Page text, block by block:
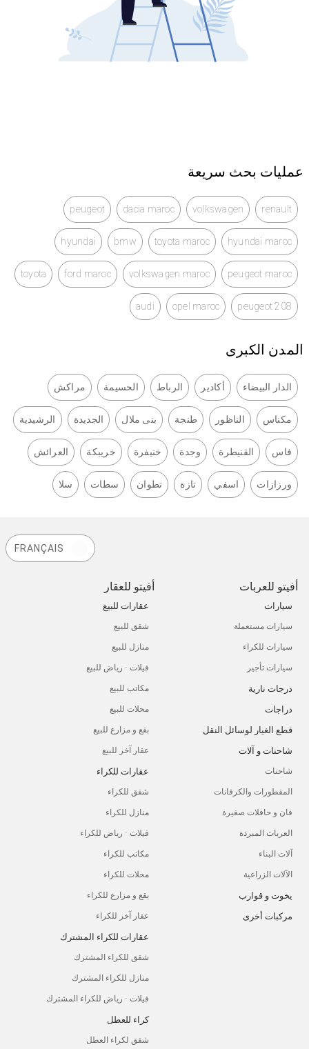
عمليات بحث سريعة
renault
volkswagen
dacia maroc
peugeot
hyundai maroc
toyota maroc
bmw
hyundai
peugeot maroc
volkswagen maroc
ford maroc
toyota
peugeot 208
opel maroc
audi
المدن الكبرى
الدار البيضاء أكادير الرباط الحسيمة مراكش
مكناس الناظور طنجة بنى ملال الجديدة الرشيدية
فاس القنيطرة وجدة خنيفرة خريبكة العرائش
ورزازات اسفي تازة تطوان سطات سلا
FRANÇAIS
أفيتو للعربات
سيارات
سيارات مستعملة
سيارات للكراء
سيارات تأجير
درجات نارية
دراجات
قطع الغيار لوسائل النقل
شاحنات و آلات
شاحنات
المقطورات والكرفانات
فان و حافلات صغيرة
العربات المبردة
آلات البناء
الآلات الزراعية
يخوت و قوارب
مركبات أخرى
أفيتو للعقار
عقارات للبيع
شقق للبيع
منازل للبيع
فيلات - رياض للبيع
مكاتب للبيع
محلات للبيع
بقع و مزارع للبيع
عقار آخر للبيع
عقارات للكراء
شقق للكراء
منازل للكراء
فيلات - رياض للكراء
مكاتب للكراء
محلات للكراء
بقع و مزارع للكراء
عقار آخر للكراء
عقارات للكراء المشترك
شقق للكراء المشترك
منازل للكراء المشترك
فيلات - رياض للكراء المشترك
كراء للعطل
شقق لكراء العطل